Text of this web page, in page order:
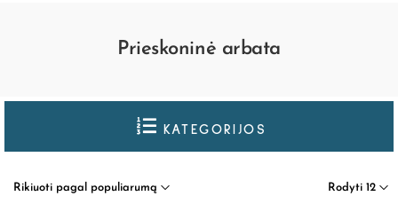
Prieskoninė arbata
KATEGORIJOS
Rodyti 12
Rikiuoti pagal populiarumą